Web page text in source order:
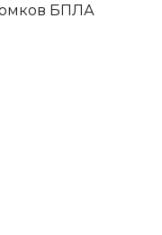
БПЛА